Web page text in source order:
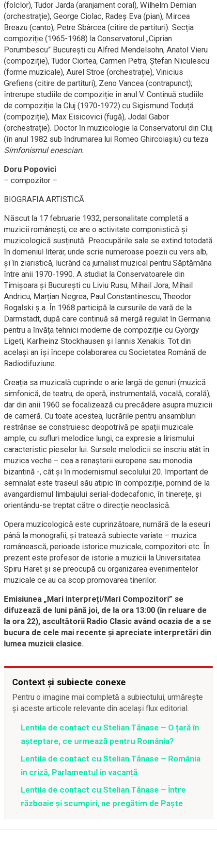
(folclor), Tudor Jarda (aranjament coral), Wilhelm Demian
(orchestrație), George Ciolac, Radeș Eva (pian), Mircea
Breazu (canto), Petre Sbârcea (citire de partituri). Secția
compoziție (1965-1968) la Conservatorul „Ciprian
Porumbescu” București cu Alfred Mendelsohn, Anatol Vieru
(compoziție), Tudor Ciortea, Carmen Petra, Ștefan Niculescu
(forme muzicale), Aurel Stroe (orchestrație), Vinicius
Grefiens (citire de partituri), Zeno Vancea (contrapunct);
întrerupe studiile de compoziție în anul V. Continuă studiile
de compoziție la Cluj (1970-1972) cu Sigismund Toduță
(compoziție), Max Eisicovici (fugă), Jodal Gabor
(orchestrație). Doctor în muzicologie la Conservatorul din Cluj
(în anul 1982 sub îndrumarea lui Romeo Ghircoiașiu) cu teza
Simfonismul enescian.
Doru Popovici
– compozitor –
BIOGRAFIA ARTISTICĂ
Născut la 17 februarie 1932, personalitate completă a
muzicii românești, ce are o activitate componistică și
muzicologică susținută. Preocupările sale se extind totodată
în domeniul literar, unde scrie numeroase poezii cu vers alb,
și în ziaristică, lucrând ca jurnalist muzical pentru Săptămâna
între anii 1970-1990. A studiat la Conservatoarele din
Timișoara și București cu Liviu Rusu, Mihail Jora, Mihail
Andricu, Marțian Negrea, Paul Constantinescu, Theodor
Rogalski ș.a. În 1968 participă la cursurile de vară de la
Darmstadt, după care continuă să mergă regulat în Germania
pentru a învăța tehnici moderne de compoziție cu György
Ligeti, Karlheinz Stockhausen și Iannis Xenakis. Tot din
același an își începe colaborarea cu Societatea Română de
Radiodifuziune.
Creația sa muzicală cuprinde o arie largă de genuri (muzică
simfonică, de teatru, de operă, instrumentală, vocală, corală),
dar din anii 1960 se focalizează cu precădere asupra muzicii
de cameră. Cu toate acestea, lucrările pentru ansambluri
restrânse se construiesc deopotrivă pe spații muzicale
ample, cu sufluri melodice lungi, ca expresie a lirismului
caracteristic pieselor lui. Sursele melodicii se înscriu atât în
muzica veche – cea a renașterii europene sau monodia
bizantină -, cât și în modernismul secolului 20. Important de
semnalat este traseul său atipic în compoziție, pornind de la
avangardismul limbajului serial-dodecafonic, în tinerețe, și
orientându-se treptat către o direcție neoclasică.
Opera muzicologică este cuprinzătoare, numără de la eseuri
până la monografii, și tratează subiecte variate – muzica
românească, perioade istorice muzicale, compozitori etc. În
prezent este profesor de istorie a muzicii la Universitatea
Spiru Haret și se preocupă cu organizarea evenimentelor
muzicale ce au ca scop promovarea tinerilor.
Emisiunea „Mari interpreți/Mari Compozitori” se
difuzează de luni până joi, de la ora 13:00 (în reluare de
la ora 22), ascultătorii Radio Clasic având ocazia de a se
bucura de cele mai recente și apreciate interpretări din
lumea muzicii clasice.
Context și subiecte conexe
Pentru o imagine mai completă a subiectului, urmărește
și aceste articole relevante din același flux editorial.
Lentila de contact cu Stelian Tănase – O țară în
așteptare, ce urmează pentru România?
Lentila de contact cu Stelian Tănase – România
în criză, Parlamentul în vacanță
Lentila de contact cu Stelian Tănase – Între
războaie și scumpiri, ne pregătim de Paște